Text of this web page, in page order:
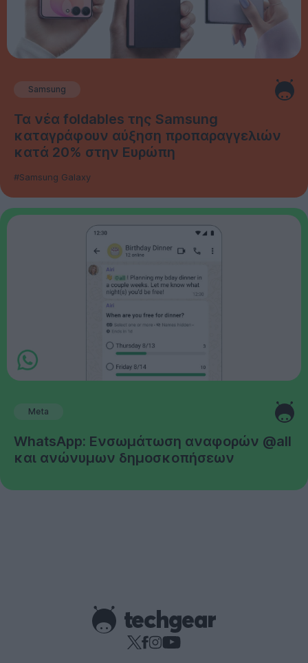
Samsung
Τα νέα foldables της Samsung
καταγράφουν αύξηση προπαραγγελιών
κατά 20% στην Ευρώπη
#Samsung Galaxy
Meta
WhatsApp: Ενσωμάτωση αναφορών @all
και ανώνυμων δημοσκοπήσεων